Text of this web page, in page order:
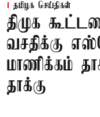
தமிழக செய்திகள்
திமுக
வசதிக்கு
மாணிக்கம்
தாக்கு